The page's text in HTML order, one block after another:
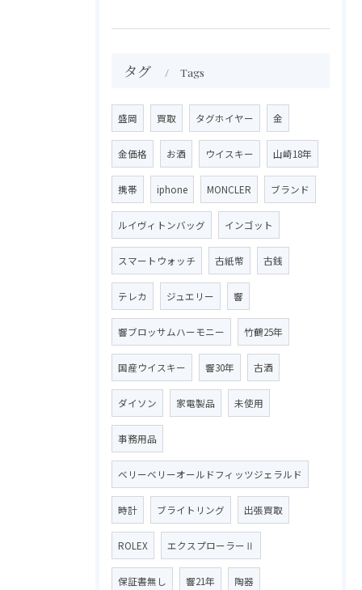
タグ Tags
盛岡 買取 タグホイヤー 金
金価格 お酒 ウイスキー 山崎18年
携帯 iphone MONCLER ブランド
ルイヴィトンバッグ インゴット
スマートウォッチ 古紙幣 古銭
テレカ ジュエリー 響
響ブロッサムハーモニー 竹鶴25年
国産ウイスキー 響30年 古酒
ダイソン 家電製品 未使用
事務用品
ベリーベリーオールドフィッツジェラルド
時計 ブライトリング 出張買取
ROLEX エクスプローラーⅡ
保証書無し 響21年 陶器